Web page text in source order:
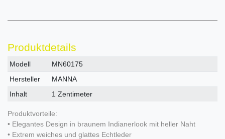
Produktdetails
Technisches
Merkmal
Wert
Modell
MN60175
Hersteller
MANNA
Inhalt
1 Zentimeter
Produktvorteile:
• Elegantes Design in braunem Indianerlook mit heller Naht
• Extrem weiches und glattes Echtleder